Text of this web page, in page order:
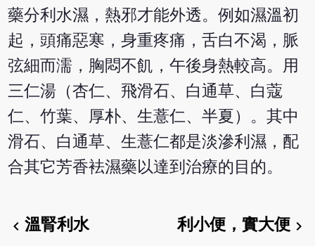
藥分利水濕，熱邪才能外透。例如濕溫初
起，頭痛惡寒，身重疼痛，舌白不渴，脈
弦細而濡，胸悶不飢，午後身熱較高。用
三仁湯（杏仁、飛滑石、白通草、白蔻
仁、竹葉、厚朴、生薏仁、半夏）。其中
滑石、白通草、生薏仁都是淡滲利濕，配
合其它芳香袪濕藥以達到治療的目的。
chevron_left溫腎利水 利小便，實大便chevron_right